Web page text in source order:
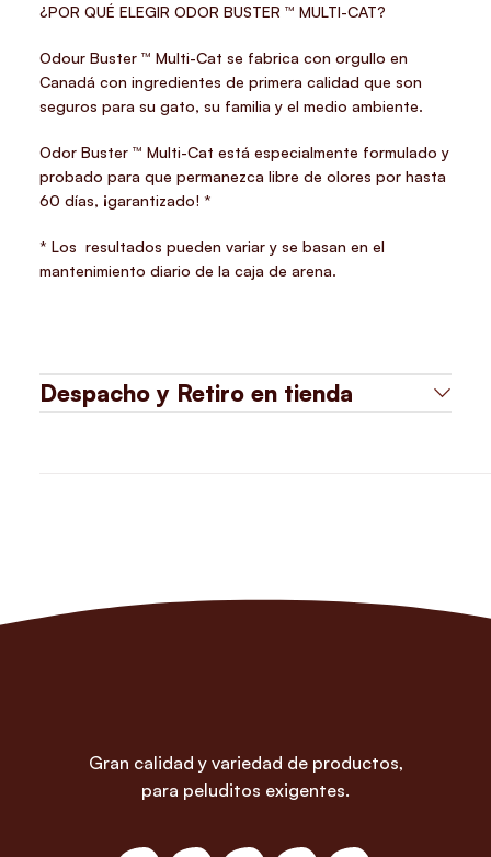
¿POR QUÉ ELEGIR ODOR BUSTER ™ MULTI-CAT?
Odour Buster ™ Multi-Cat se fabrica con orgullo en
Canadá con ingredientes de primera calidad que son
seguros para su gato, su familia y el medio ambiente.
Odor Buster ™ Multi-Cat está especialmente formulado y
probado para que permanezca libre de olores por hasta
60 días, ¡garantizado! *
* Los resultados pueden variar y se basan en el
mantenimiento diario de la caja de arena.
Despacho y Retiro en tienda
Gran calidad y variedad de productos,
para peluditos exigentes.